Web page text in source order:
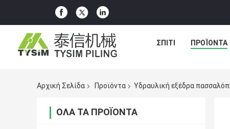
ΣΠΊΤΙ ΠΡΟΪΌΝΤΑ
Αρχική Σελίδα Προϊόντα Υδραυλική εξέδρα
ΌΛΑ ΤΑ ΠΡΟΪΌΝΤΑ